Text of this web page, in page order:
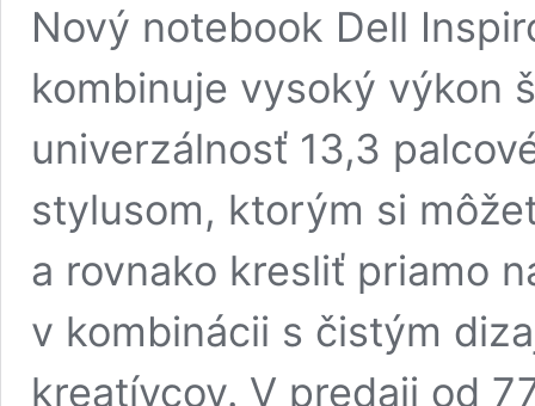
Nový notebook Dell
kombinuje vysoký výkon
univerzálnosť 13,3
stylusom, ktorým si
a rovnako kresliť priamo
v kombinácii s čistým
kreatívcov. V predaji od